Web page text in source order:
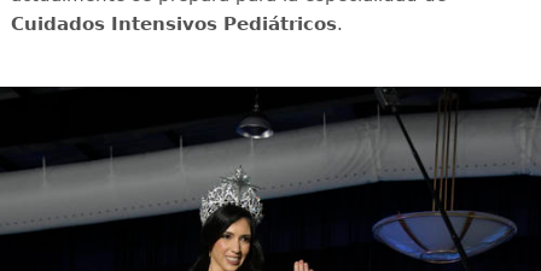
Cuidados Intensivos Pediátricos.